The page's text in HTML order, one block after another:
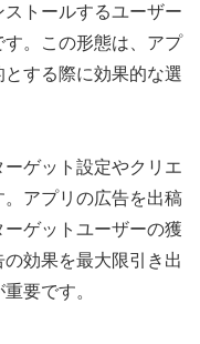
トールするユーザー
。この形態は、アプ
する際に効果的な選
ゲット設定やクリエ
アプリの広告を出稿
ゲットユーザーの獲
効果を最大限引き出
要です。